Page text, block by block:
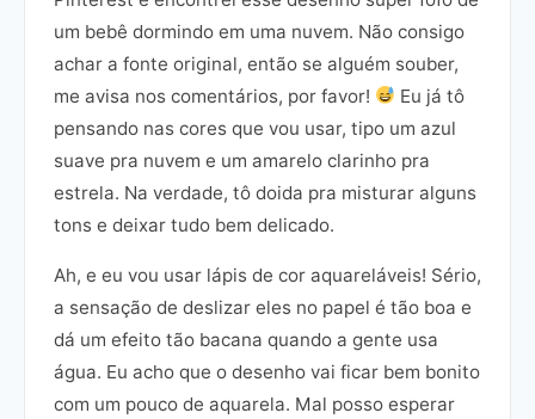
um bebê dormindo em uma nuvem. Não consigo
achar a fonte original, então se alguém souber,
me avisa nos comentários, por favor!
Eu já tô
pensando nas cores que vou usar, tipo um azul
suave pra nuvem e um amarelo clarinho pra
estrela. Na verdade, tô doida pra misturar alguns
tons e deixar tudo bem delicado.
Ah, e eu vou usar lápis de cor aquareláveis! Sério,
a sensação de deslizar eles no papel é tão boa e
dá um efeito tão bacana quando a gente usa
água. Eu acho que o desenho vai ficar bem bonito
com um pouco de aquarela. Mal posso esperar